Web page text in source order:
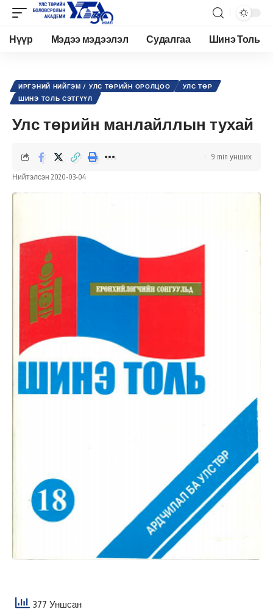
Нүүр Мэдээ мэдээлэл Судалгаа Шинэ Толь
ИРГЭНИЙ НИЙГЭМ / УЛС ТӨРИЙН ОРОЛЦОО
УЛС ТӨР
ШИНЭ ТОЛЬ СЭТГҮҮЛ
Улс төрийн манлайллын тухай
Нийтэлсэн 2020-03-04
9 min унших
377 Уншсан